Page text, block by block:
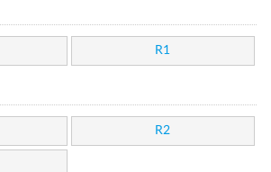
R1
R2